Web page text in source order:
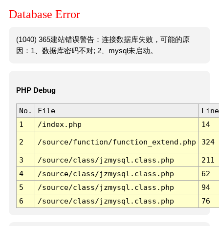
Database Error
(1040) 365建站错误警告：连接数据库失败，可能的原
因：1、数据库密码不对; 2、mysql未启动。
PHP Debug
No. File
Line
1
/index.php 14
2 /source/function/function_extend.php 324
3 /source/class/jzmysql.class.php
211
4
/source/class/jzmysql.class.php
62
5
/source/class/jzmysql.class.php
94
6
/source/class/jzmysql.class.php 76